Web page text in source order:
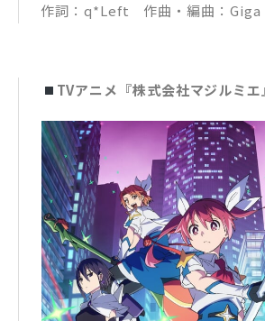
作詞：q*Left 作曲・編曲：Giga
TVアニメ『株式会社マジルミエ